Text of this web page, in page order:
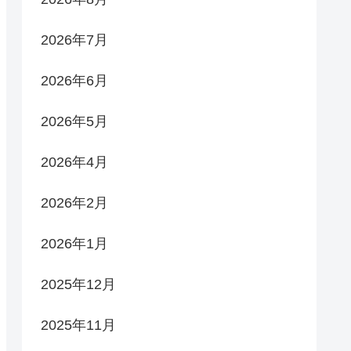
2026年7月
2026年6月
2026年5月
2026年4月
2026年2月
2026年1月
2025年12月
2025年11月